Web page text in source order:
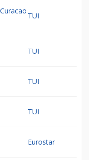
TUI
TUI
TUI
TUI
Eurostar